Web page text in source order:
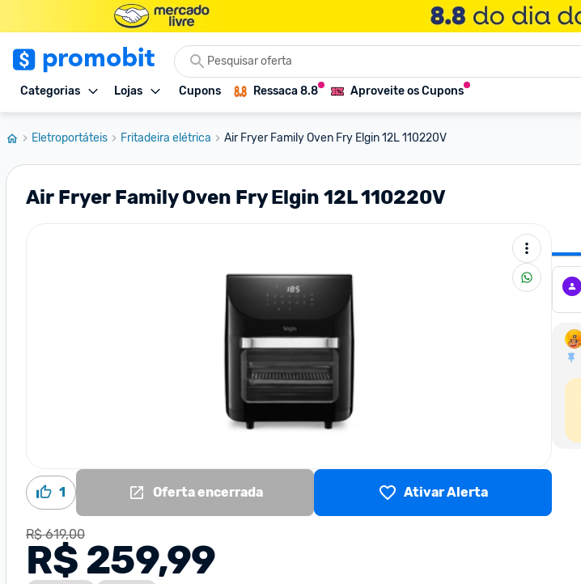
Categorias Lojas Cupons Ressaca 8.8 Aproveite os Cupons
Eletroportáteis Fritadeira elétrica Air Fryer Family Oven Fry Elgin 12L 110220V
Air Fryer Family Oven Fry Elgin 12L 110220V
1 Oferta encerrada Ativar Alerta
R$ 619,00
R$ 259,99